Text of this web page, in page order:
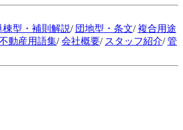
棟型・補則解説/ 団地型・条文/複合用途
動産用語集/会社概要/ スタッフ紹介/管